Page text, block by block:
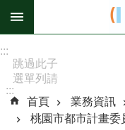
跳到主要內容區塊
階
搜
尋
:::
跳過此子
選單列請
[Enter]，
繼續則按
:::
首頁
業務資訊
桃園市都市計畫委